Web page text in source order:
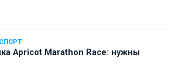
Apricot Marathon Race: нужны